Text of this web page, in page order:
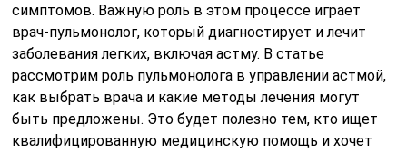
симптомов. Важную роль в этом процессе играет
врач-пульмонолог, который диагностирует и лечит
заболевания легких, включая астму. В статье
рассмотрим роль пульмонолога в управлении астмой,
как выбрать врача и какие методы лечения могут
быть предложены. Это будет полезно тем, кто ищет
квалифицированную медицинскую помощь и хочет